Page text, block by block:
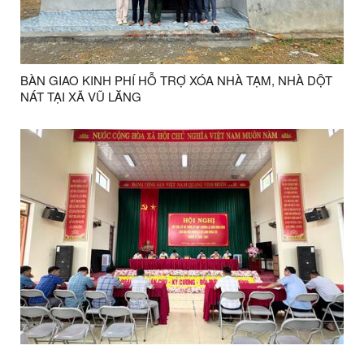
BÀN GIAO KINH PHÍ HỖ TRỢ XÓA NHÀ TẠM, NHÀ DỘT
NÁT TẠI XÃ VŨ LĂNG